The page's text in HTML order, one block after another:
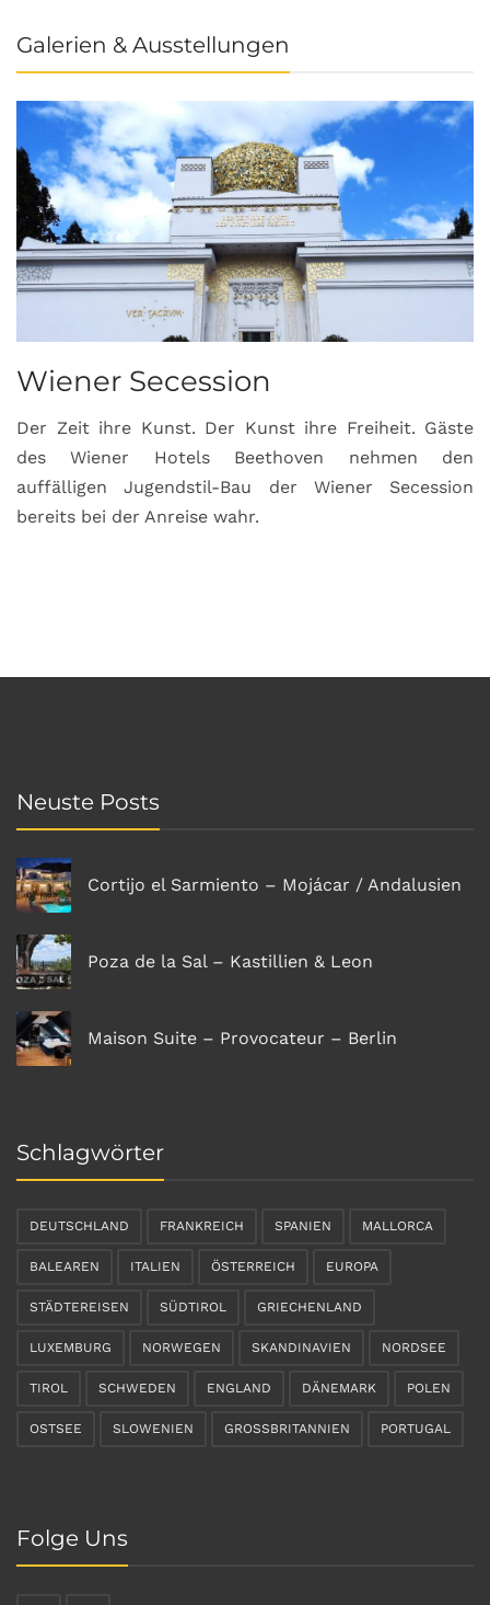
Galerien & Ausstellungen
Wiener Secession
Der Zeit ihre Kunst. Der Kunst ihre Freiheit. Gäste
des Wiener Hotels Beethoven nehmen den
auffälligen Jugendstil-Bau der Wiener Secession
bereits bei der Anreise wahr.
Neuste Posts
Cortijo el Sarmiento – Mojácar / Andalusien
Poza de la Sal – Kastillien & Leon
Maison Suite – Provocateur – Berlin
Schlagwörter
DEUTSCHLAND FRANKREICH SPANIEN MALLORCA
BALEAREN ITALIEN ÖSTERREICH EUROPA
STÄDTEREISEN SÜDTIROL GRIECHENLAND
LUXEMBURG NORWEGEN SKANDINAVIEN NORDSEE
TIROL SCHWEDEN ENGLAND DÄNEMARK POLEN
OSTSEE SLOWENIEN GROSSBRITANNIEN PORTUGAL
Folge Uns